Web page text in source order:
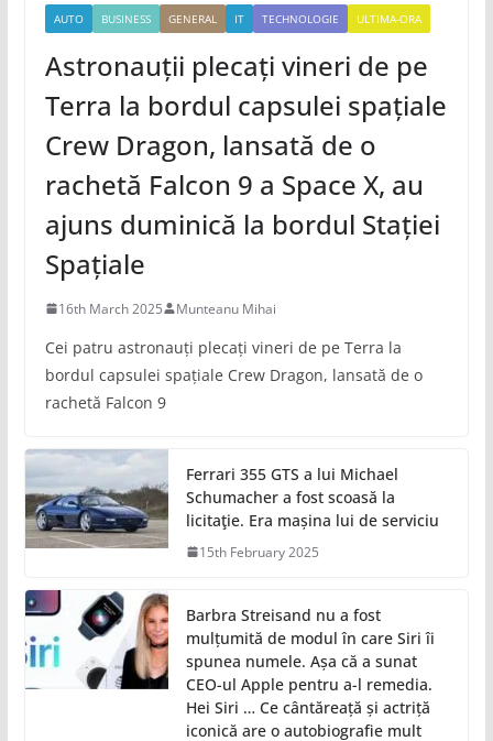
AUTO BUSINESS GENERAL IT TECHNOLOGIE ULTIMA-ORA
Astronauții plecați vineri de pe
Terra la bordul capsulei spațiale
Crew Dragon, lansată de o
rachetă Falcon 9 a Space X, au
ajuns duminică la bordul Stației
Spațiale
16th March 2025 Munteanu Mihai
Cei patru astronauți plecați vineri de pe Terra la
bordul capsulei spațiale Crew Dragon, lansată de o
rachetă Falcon 9
Ferrari 355 GTS a lui Michael
Schumacher a fost scoasă la
licitaţie. Era mașina lui de serviciu
15th February 2025
Barbra Streisand nu a fost
mulțumită de modul în care Siri îi
spunea numele. Așa că a sunat
CEO-ul Apple pentru a-l remedia.
Hei Siri … Ce cântăreață și actriță
iconică are o autobiografie mult